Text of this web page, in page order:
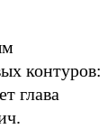
контуров:
глава